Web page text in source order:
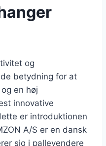
og
betydning for at
en høj
innovative
er introduktionen
A/S er en dansk
sig i pallevendere